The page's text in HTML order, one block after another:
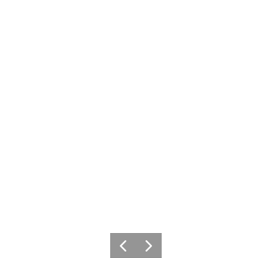
ForrigeNæste